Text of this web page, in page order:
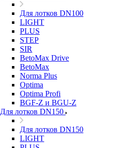
Для лотков DN100
LIGHT
PLUS
STEP
SIR
BetoMax Drive
BetoMax
Norma Plus
Optima
Optima Profi
BGF-Z и BGU-Z
Для лотков DN150
Для лотков DN150
LIGHT